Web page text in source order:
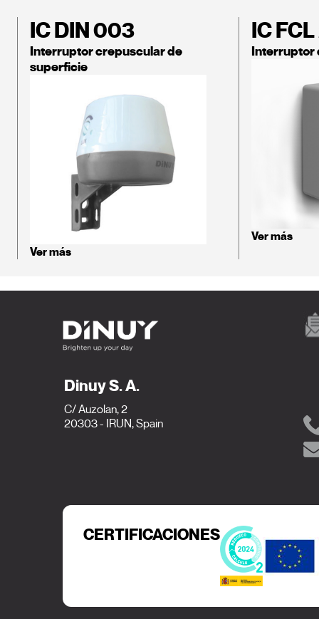
IC DIN 003
Interruptor crepuscular de
superficie
Ver más
IC
Interruptor
Ver más
Dinuy S. A.
C/ Auzolan, 2
20303 - IRUN, Spain
CERTIFICACIONES